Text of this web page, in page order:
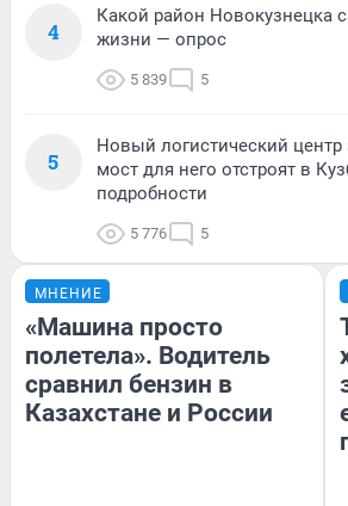
4
Какой район Новокузнецка
жизни — опрос
5 839 5
5
Новый логистический центр
мост для него отстроят в
подробности
5 776 5
МНЕНИЕ
«Машина просто
полетела». Водитель
сравнил бензин в
Казахстане и России